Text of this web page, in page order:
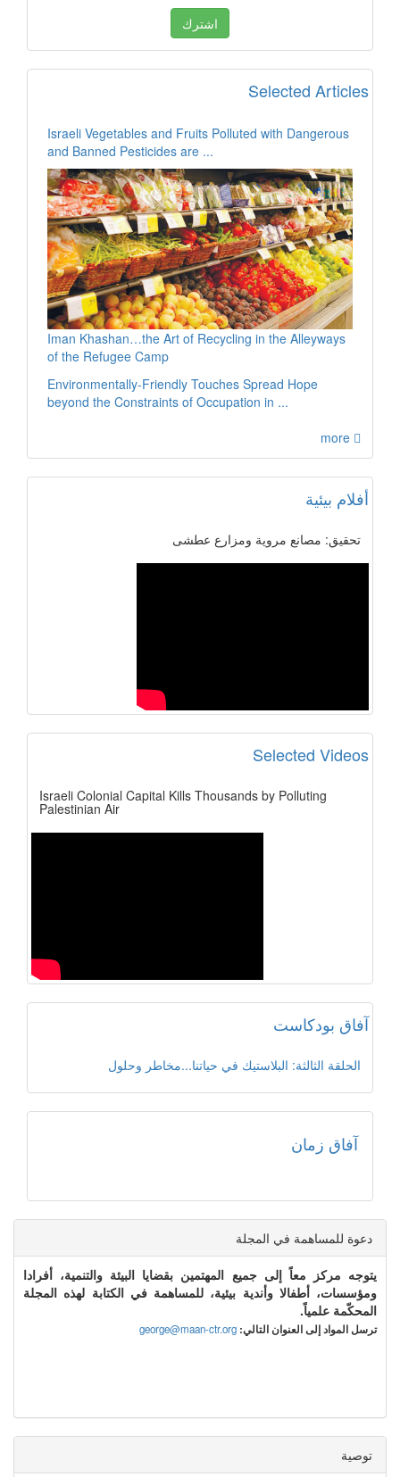
Selected Articles
Israeli Vegetables and Fruits Polluted with Dangerous
and Banned Pesticides are ...
Iman Khashan…the Art of Recycling in the Alleyways
of the Refugee Camp
Environmentally-Friendly Touches Spread Hope
beyond the Constraints of Occupation in ...
أفلام بيئية
تحقيق: مصانع مروية ومزارع عطشى
Selected Videos
Israeli Colonial Capital Kills Thousands by Polluting
Palestinian Air
آفاق بودكاست
الحلقة الثالثة: البلاستيك في حياتنا...مخاطر وحلول
آفاق زمان
دعوة للمساهمة في المجلة
يتوجه مركز معاً إلى جميع المهتمين بقضايا البيئة والتنمية، أفرادا
ومؤسسات، أطفالا وأندية بيئية، للمساهمة في الكتابة لهذه المجلة
المحكّمة علمياً.
ترسل المواد إلى العنوان التالي: george@maan-ctr.org
توصية